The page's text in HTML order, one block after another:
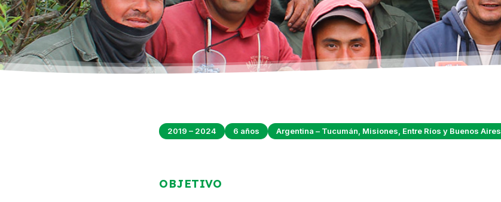
2019 – 2024 6 años Argentina – Tucumán, Misiones, Entre Ríos y Buenos Aires
OBJETIVO